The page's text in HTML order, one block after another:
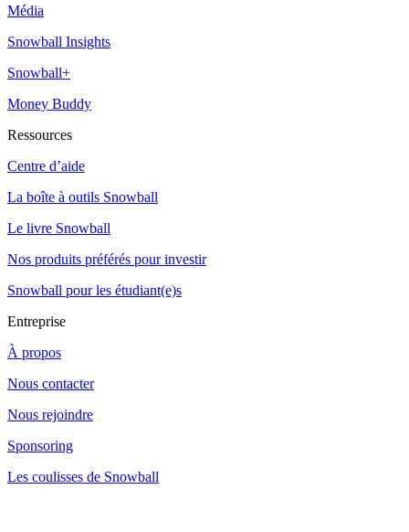
Média
Snowball Insights
Snowball+
Money Buddy
Ressources
Centre d’aide
La boîte à outils Snowball
Le livre Snowball
Nos produits préférés pour investir
Snowball pour les étudiant(e)s
Entreprise
À propos
Nous contacter
Nous rejoindre
Sponsoring
Les coulisses de Snowball